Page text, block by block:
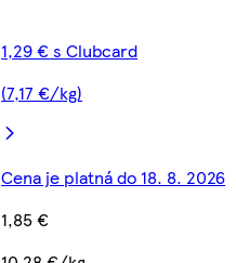
1,29 € s Clubcard
(7,17 €/kg)
Cena je platná do 18. 8. 2026
1,85 €